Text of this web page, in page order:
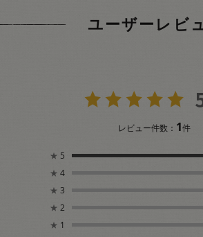
ユーザーレビ
レビュー件数： 1件
★ 5
★ 4
★ 3
★ 2
★ 1